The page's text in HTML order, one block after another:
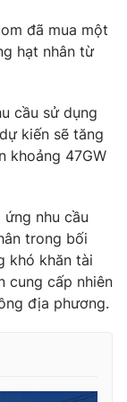
bằng AI
đã mua một
hạt nhân từ
cầu sử dụng
kiến sẽ tăng
khoảng 47GW
nhu cầu
trong bối
khó khăn tài
cung cấp nhiên
địa phương.